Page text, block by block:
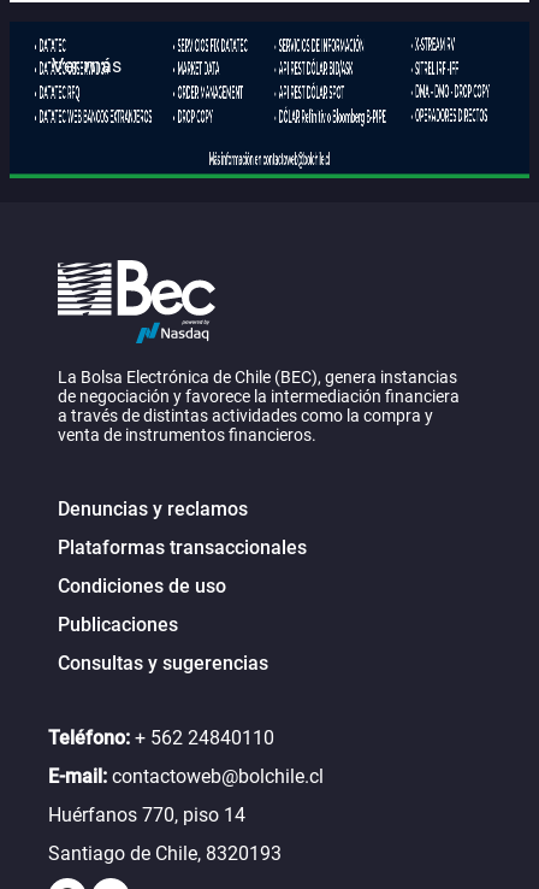
Araucanía
Ago 06, 2026 04:52:47
Leer más
Proyecto de reactivación: Tribunal
Ago 06, 2026 04:34:58
Leer más
Deuda en facturas impagas gatilla demanda
de liquidación forzosa en contra de Huawei
Chile
La acción de Sonda valdría más sin su
reconstrucción tras daños provocados por
temporales
Ago 06, 2026 04:06:21
Ver más
La Bolsa Electrónica de Chile (BEC), genera instancias
de negociación y favorece la intermediación financiera
a través de distintas actividades como la compra y
venta de instrumentos financieros.
Denuncias y reclamos
Plataformas transaccionales
Condiciones de uso
Publicaciones
Consultas y sugerencias
Teléfono: + 562 24840110
E-mail: contactoweb@bolchile.cl
Huérfanos 770, piso 14
Santiago de Chile, 8320193